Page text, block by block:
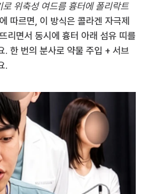
위축성 여드름 흉터에 폴리락트
에 따르면, 이 방식은 콜라겐 자극제
리면서 동시에 흉터 아래 섬유 띠를
. 한 번의 분사로 약물 주입 + 서브
.